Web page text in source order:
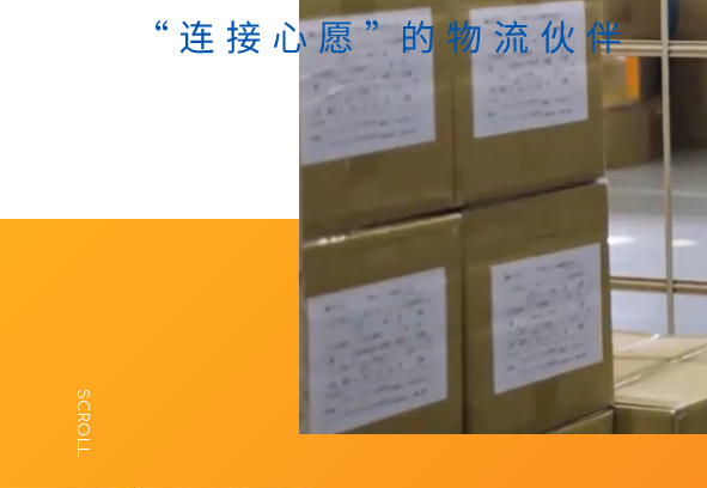
SCROLL